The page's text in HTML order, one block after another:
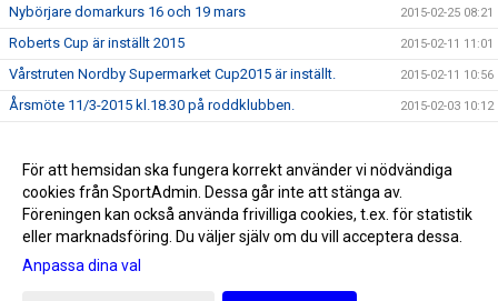
Nybörjare domarkurs 16 och 19 mars 2015-02-25 08:21
Roberts Cup är inställt 2015 2015-02-11 11:01
Vårstruten Nordby Supermarket Cup2015 är inställt. 2015-02-11 10:56
Årsmöte 11/3-2015 kl.18.30 på roddklubben. 2015-02-03 10:12
Upptaktsmöte för TIFs målvaktsskola 2015. 2015-01-19 09:33
GOD JUL OCH GOTT NYTT ÅR 2014-12-19 14:11
Gå till Webbversion
För att hemsidan ska fungera korrekt använder vi nödvändiga
cookies från SportAdmin. Dessa går inte att stänga av.
Föreningen kan också använda frivilliga cookies, t.ex. för statistik
eller marknadsföring. Du väljer själv om du vill acceptera dessa.
Anpassa dina val